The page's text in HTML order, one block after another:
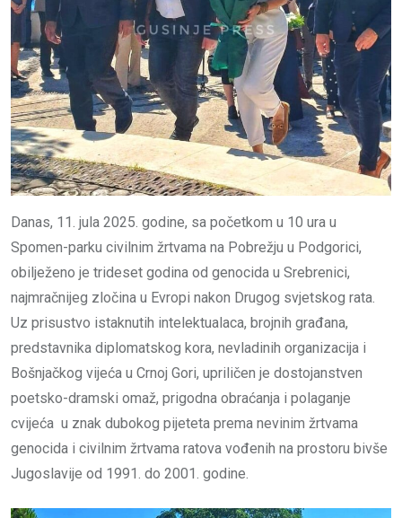
Danas, 11. jula 2025. godine, sa početkom u 10 ura u
Spomen-parku civilnim žrtvama na Pobrežju u Podgorici,
obilježeno je trideset godina od genocida u Srebrenici,
najmračnijeg zločina u Evropi nakon Drugog svjetskog rata.
Uz prisustvo istaknutih intelektualaca, brojnih građana,
predstavnika diplomatskog kora, nevladinih organizacija i
Bošnjačkog vijeća u Crnoj Gori, upriličen je dostojanstven
poetsko-dramski omaž, prigodna obraćanja i polaganje
cvijeća u znak dubokog pijeteta prema nevinim žrtvama
genocida i civilnim žrtvama ratova vođenih na prostoru bivše
Jugoslavije od 1991. do 2001. godine.